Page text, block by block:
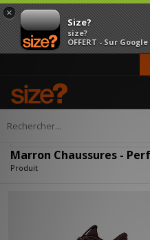
×
Size?
size?
OFFERT - Sur
Accueil Homme
Marron Chaussures -
Produit